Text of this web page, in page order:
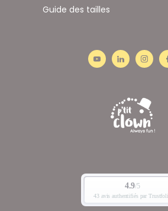
Guide des tailles